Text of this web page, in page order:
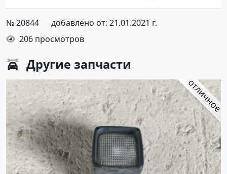
№ 20844
добавлено от: 21.01.2021 г.
206 просмотров
Другие запчасти